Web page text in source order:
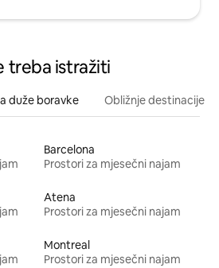
treba istražiti
duže boravke Obližnje destinacije
Barcelona
Prostori za mjesečni najam
Atena
Prostori za mjesečni najam
Montreal
Prostori za mjesečni najam